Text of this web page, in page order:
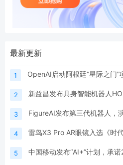
最新更新
1 OpenAI启动阿根廷“星际之门
2 新益昌发布具身智能机器人
3 FigureAI发布第三代机器人，
4 雷鸟X3 Pro AR眼镜入选《时
5 中国移动发布“AI+”计划，承